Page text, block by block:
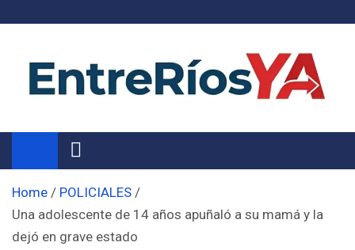
Noticias de Entre Ríos
Información de toda la provincia ahora
Home
POLICIALES
Una adolescente de 14 años apuñaló a su mamá y la
dejó en grave estado